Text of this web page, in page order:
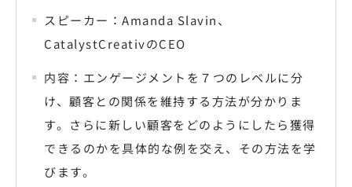
スピーカー：Amanda Slavin、
CatalystCreativのCEO
内容：エンゲージメントを７つのレベルに分
け、顧客との関係を維持する方法が分かりま
す。さらに新しい顧客をどのようにしたら獲得
できるのかを具体的な例を交え、その方法を学
びます。